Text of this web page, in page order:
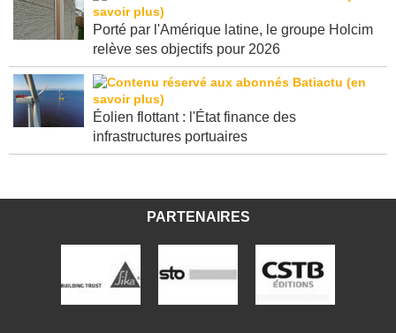
Porté par l'Amérique latine, le groupe Holcim
relève ses objectifs pour 2026
Éolien flottant : l'État finance des
infrastructures portuaires
PARTENAIRES